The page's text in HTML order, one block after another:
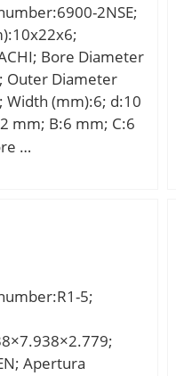
speed; nB:9000
speed;
N / Fatigue limit
2NSE;
Bore Diameter
Outer Diameter
Width (mm):6; d:10
mm; B:6 mm; C:6
mm; da
Kg; Basic
Manufacturer
Minimum Buy
A; Weight /
…
5;
Apertura